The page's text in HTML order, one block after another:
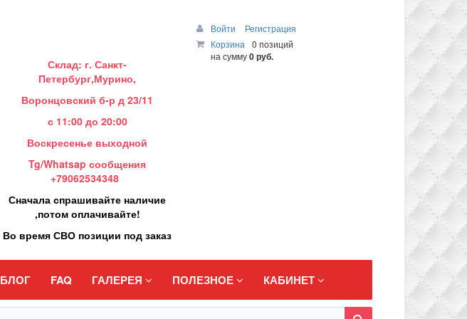
Склад: г. Санкт-
Петербург,Мурино,
Воронцовский б-р д 23/11
с 11:00 до 20:00
Воскресенье выходной
Tg/Whatsap сообщения
+79062534348
Сначала спрашивайте наличие
,потом оплачивайте!
Во время СВО позиции под заказ
Войти
Регистрация
Корзина
0 позиций
на сумму0 руб.
БЛОГ FAQ ГАЛЕРЕЯ ПОЛЕЗНОЕ КАБИНЕТ